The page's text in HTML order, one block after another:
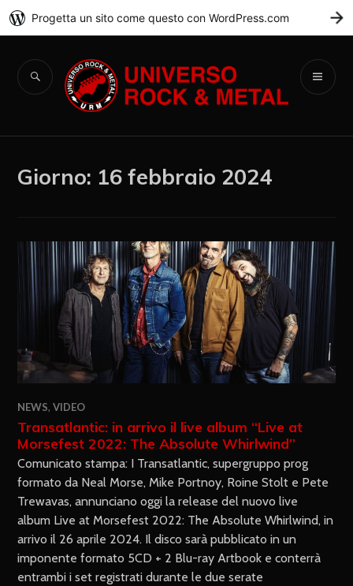
Universo Rock &
Metal
Giorno: 16 febbraio 2024
NEWS,VIDEO
Transatlantic: in arrivo il live album “Live at
Morsefest 2022: The Absolute Whirlwind”
Comunicato stampa: I Transatlantic, supergruppo prog
formato da Neal Morse, Mike Portnoy, Roine Stolt e Pete
Trewavas, annunciano oggi la release del nuovo live
album Live at Morsefest 2022: The Absolute Whirlwind, in
arrivo il 26 aprile 2024. Il disco sarà pubblicato in un
imponente formato 5CD + 2 Blu-ray Artbook e conterrà
entrambi i set registrati durante le due serate
Progetta un sito come questo con WordPress.com